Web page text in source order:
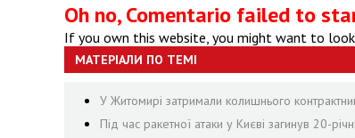
Oh no, Comentario failed to
If you own this website, you might want to
МАТЕРІАЛИ ПО ТЕМІ
У Житомирі затримали колишнього
Під час ракетної атаки у Києві загинув 20-